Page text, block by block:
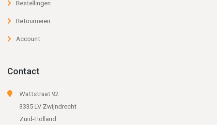
Bestellingen
Retourneren
Account
Contact
Wattstraat 92
3335 LV Zwijndrecht
Zuid-Holland